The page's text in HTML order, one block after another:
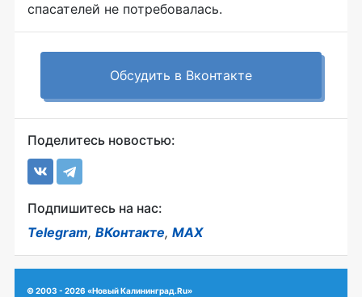
спасателей не потребовалась.
Обсудить в Вконтакте
Поделитесь новостью:
Подпишитесь на нас:
Telegram, ВКонтакте, MAX
© 2003 - 2026 «Новый Калининград.Ru»